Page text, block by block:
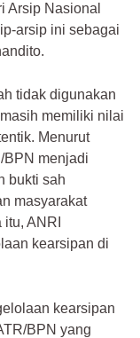
Arsip Nasional
arsip ini sebagai
tidak digunakan
memiliki nilai
Menurut
BPN menjadi
bukti sah
masyarakat
ANRI
kearsipan di
kearsipan
BPN yang